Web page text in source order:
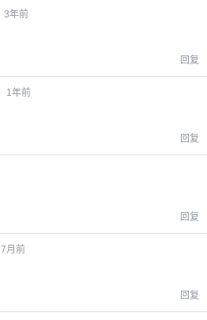
3年前
回复
1年前
回复
回复
7月前
回复